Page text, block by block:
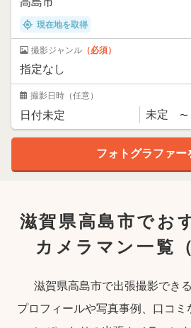
現在地を取得
撮影ジャンル （必須）
撮影日時 （任意）
滋賀県高島市でお
カメラマン一覧
滋賀県高島市で出張撮影でき
プロフィールや写真事例、口コ